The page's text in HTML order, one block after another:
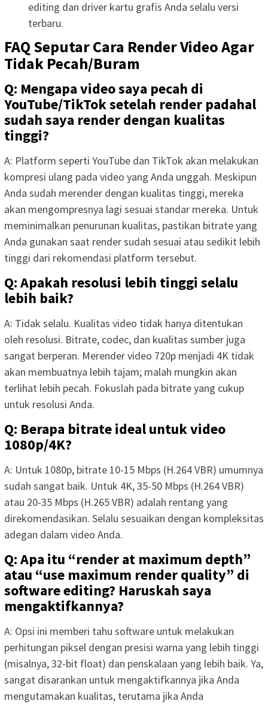
editing dan driver kartu grafis Anda selalu versi
terbaru.
FAQ Seputar Cara Render Video Agar
Tidak Pecah/Buram
Q: Mengapa video saya pecah di
YouTube/TikTok setelah render padahal
sudah saya render dengan kualitas
tinggi?
A: Platform seperti YouTube dan TikTok akan melakukan
kompresi ulang pada video yang Anda unggah. Meskipun
Anda sudah merender dengan kualitas tinggi, mereka
akan mengompresnya lagi sesuai standar mereka. Untuk
meminimalkan penurunan kualitas, pastikan bitrate yang
Anda gunakan saat render sudah sesuai atau sedikit lebih
tinggi dari rekomendasi platform tersebut.
Q: Apakah resolusi lebih tinggi selalu
lebih baik?
A: Tidak selalu. Kualitas video tidak hanya ditentukan
oleh resolusi. Bitrate, codec, dan kualitas sumber juga
sangat berperan. Merender video 720p menjadi 4K tidak
akan membuatnya lebih tajam; malah mungkin akan
terlihat lebih pecah. Fokuslah pada bitrate yang cukup
untuk resolusi Anda.
Q: Berapa bitrate ideal untuk video
1080p/4K?
A: Untuk 1080p, bitrate 10-15 Mbps (H.264 VBR) umumnya
sudah sangat baik. Untuk 4K, 35-50 Mbps (H.264 VBR)
atau 20-35 Mbps (H.265 VBR) adalah rentang yang
direkomendasikan. Selalu sesuaikan dengan kompleksitas
adegan dalam video Anda.
Q: Apa itu “render at maximum depth”
atau “use maximum render quality” di
software editing? Haruskah saya
mengaktifkannya?
A: Opsi ini memberi tahu software untuk melakukan
perhitungan piksel dengan presisi warna yang lebih tinggi
(misalnya, 32-bit float) dan penskalaan yang lebih baik. Ya,
sangat disarankan untuk mengaktifkannya jika Anda
mengutamakan kualitas, terutama jika Anda